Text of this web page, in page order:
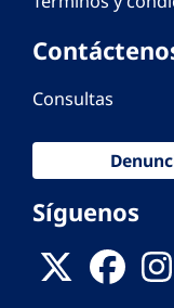
Consultas
Síguenos